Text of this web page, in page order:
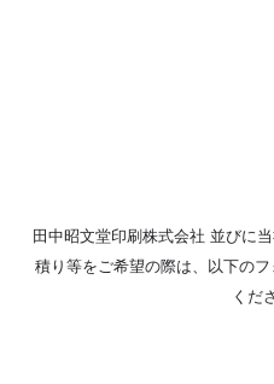
田中昭文堂印刷株式会社 並びに
積り等をご希望の際は、
以下の
くだ